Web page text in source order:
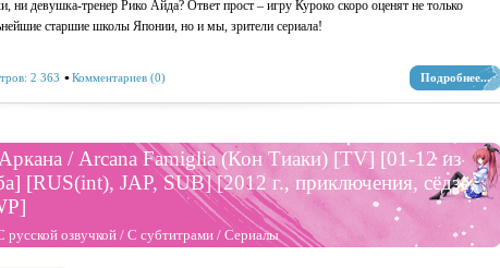
ни девушка-тренер Рико Айда? Ответ прост – игру Куроко скоро оценят не только
старшие школы Японии, но и мы, зрители сериала!
Подробнее...
2 363 Комментариев (0)
/ Arcana Famiglia (Кон Тиаки) [TV] [01-12 из
[RUS(int), JAP, SUB] [2012 г., приключения, сёдзё,
русской озвучкой/ С субтитрами / Сериалы